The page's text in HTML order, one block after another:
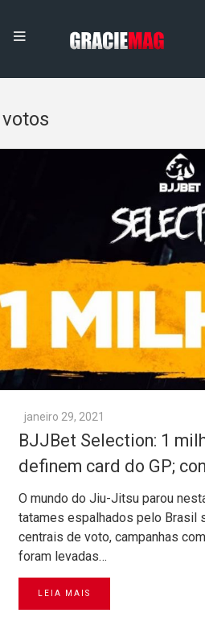
votos
janeiro 29, 2021
BJJBet Selection: 1
definem card do GP;
O mundo do Jiu-Jitsu parou
tatames espalhados pelo Brasil
centrais de voto, campanhas
foram levadas…
LEIA MAIS